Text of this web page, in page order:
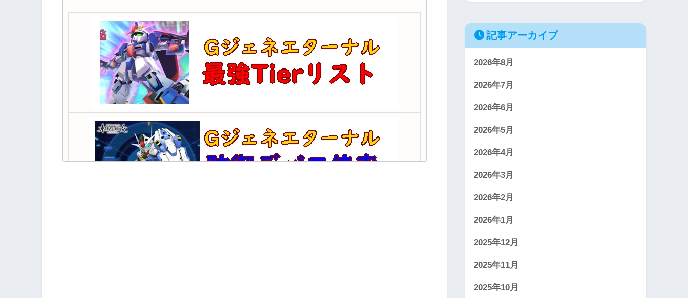
記事アーカイブ
2026年8月
2026年7月
2026年6月
2026年5月
2026年4月
2026年3月
2026年2月
2026年1月
2025年12月
2025年11月
2025年10月